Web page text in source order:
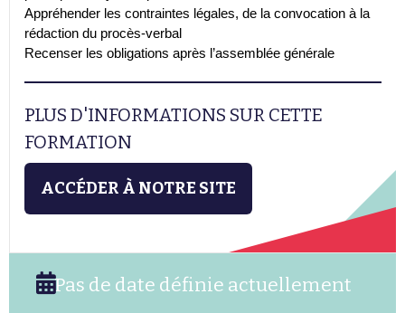
Appréhender les contraintes légales, de la convocation à la
rédaction du procès-verbal
Recenser les obligations après l’assemblée générale
PLUS D'INFORMATIONS SUR CETTE
FORMATION
ACCÉDER À NOTRE SITE
Pas de date définie actuellement